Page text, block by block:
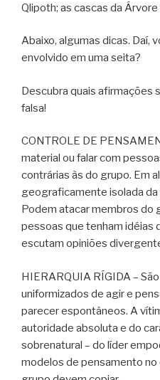
Qlipoth; as cascas da
Abaixo, algumas dicas. Daí,
envolvido em uma seita?
Descubra quais afirmações
falsa!
CONTROLE DE
material ou falar com
contrárias às do grupo. Em
geograficamente isolada da
Podem atacar membros do
pessoas que tenham idéias
escutam opiniões
HIERARQUIA RÍGIDA –
uniformizados de agir e
parecer espontâneos. A
autoridade absoluta e do
sobrenatural – do líder
modelos de pensamento